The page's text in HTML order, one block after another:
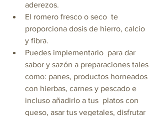
aderezos.
El romero fresco o seco  te
proporciona dosis de hierro, calcio
y fibra.
Puedes implementarlo  para dar
sabor y sazón a preparaciones tales
como: panes, productos horneados
con hierbas, carnes y pescado e
incluso añadirlo a tus  platos con
queso, asar tus vegetales, disfrutar